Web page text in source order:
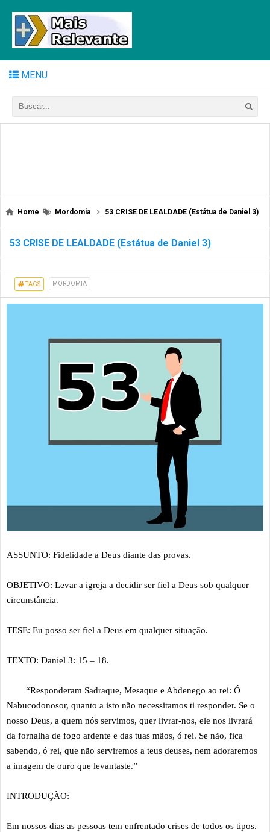
MENU
Home Mordomia 53 CRISE DE LEALDADE (Estátua de Daniel 3)
53 CRISE DE LEALDADE (Estátua de Daniel 3)
TAGS MORDOMIA
ASSUNTO: Fidelidade a Deus diante das provas.
OBJETIVO: Levar a igreja a decidir ser fiel a Deus sob qualquer
circunstância.
TESE: Eu posso ser fiel a Deus em qualquer situação.
TEXTO: Daniel 3: 15 – 18.
“Responderam Sadraque, Mesaque e Abdenego ao rei: Ó
Nabucodonosor, quanto a isto não necessitamos ti responder. Se o
nosso Deus, a quem nós servimos, quer livrar-nos, ele nos livrará
da fornalha de fogo ardente e das tuas mãos, ó rei. Se não, fica
sabendo, ó rei, que não serviremos a teus deuses, nem adoraremos
a imagem de ouro que levantaste.”
INTRODUÇÃO:
Em nossos dias as pessoas tem enfrentado crises de todos os tipos.